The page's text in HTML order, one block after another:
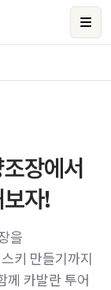
장에서
자!
을
키 만들기까지
께 카발란 투어